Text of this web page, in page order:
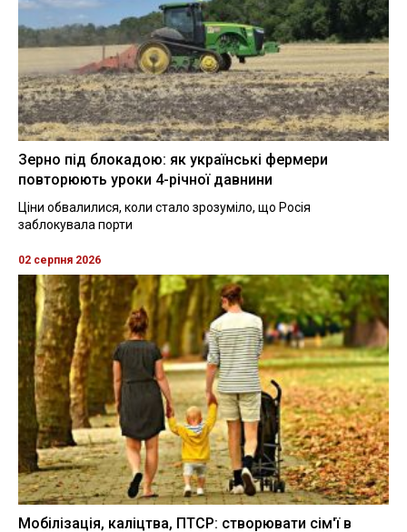
Зерно під блокадою: як українські фермери
повторюють уроки 4-річної давнини
Ціни обвалилися, коли стало зрозуміло, що Росія
заблокувала порти
02 серпня 2026
Мобілізація, каліцтва, ПТСР: створювати сім'ї в